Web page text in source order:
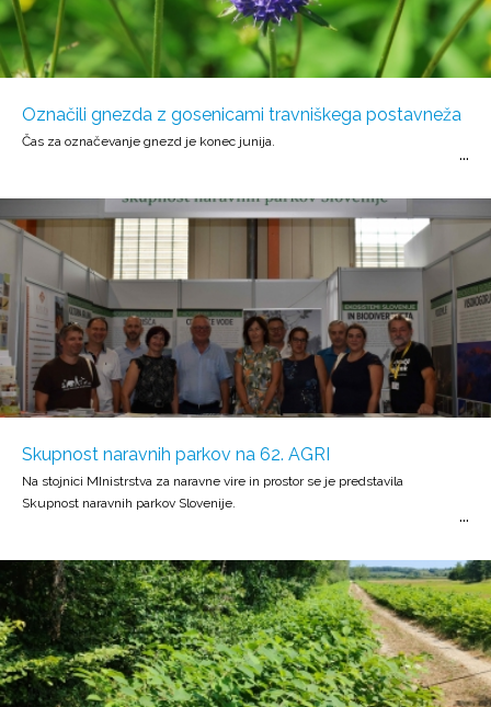
Označili gnezda z gosenicami travniškega postavneža
Čas za označevanje gnezd je konec junija.
Skupnost naravnih parkov na 62. AGRI
Na stojnici MInistrstva za naravne vire in prostor se je predstavila
Skupnost naravnih parkov Slovenije.